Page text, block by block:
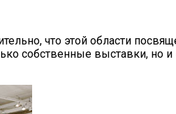
что этой области
собственные выставки, но